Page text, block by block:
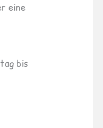
eine
bis